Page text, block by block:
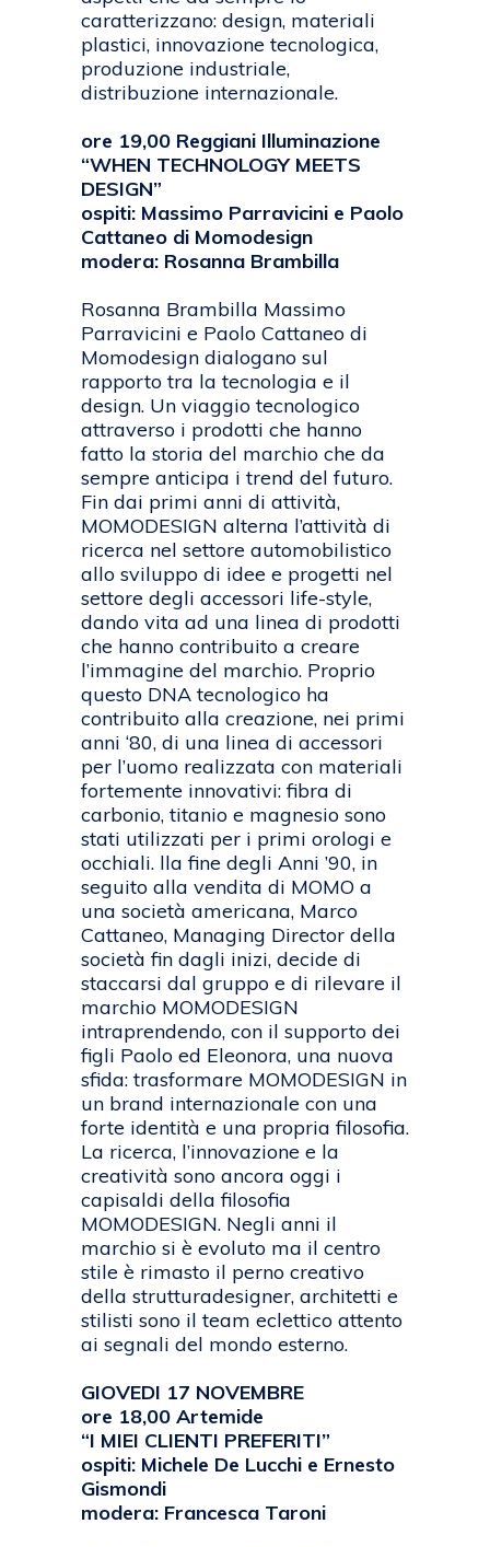
caratterizzano: design, materiali
plastici, innovazione tecnologica,
produzione industriale,
distribuzione internazionale.
ore 19,00 Reggiani Illuminazione
“WHEN TECHNOLOGY MEETS
DESIGN”
ospiti: Massimo Parravicini e Paolo
Cattaneo di Momodesign
modera: Rosanna Brambilla
Rosanna Brambilla Massimo
Parravicini e Paolo Cattaneo di
Momodesign dialogano sul
rapporto tra la tecnologia e il
design. Un viaggio tecnologico
attraverso i prodotti che hanno
fatto la storia del marchio che da
sempre anticipa i trend del futuro.
Fin dai primi anni di attività,
MOMODESIGN alterna l’attività di
ricerca nel settore automobilistico
allo sviluppo di idee e progetti nel
settore degli accessori life-style,
dando vita ad una linea di prodotti
che hanno contribuito a creare
l’immagine del marchio. Proprio
questo DNA tecnologico ha
contribuito alla creazione, nei primi
anni ‘80, di una linea di accessori
per l’uomo realizzata con materiali
fortemente innovativi: fibra di
carbonio, titanio e magnesio sono
stati utilizzati per i primi orologi e
occhiali. lla fine degli Anni ’90, in
seguito alla vendita di MOMO a
una società americana, Marco
Cattaneo, Managing Director della
società fin dagli inizi, decide di
staccarsi dal gruppo e di rilevare il
marchio MOMODESIGN
intraprendendo, con il supporto dei
figli Paolo ed Eleonora, una nuova
sfida: trasformare MOMODESIGN in
un brand internazionale con una
forte identità e una propria filosofia.
La ricerca, l’innovazione e la
creatività sono ancora oggi i
capisaldi della filosofia
MOMODESIGN. Negli anni il
marchio si è evoluto ma il centro
stile è rimasto il perno creativo
della strutturadesigner, architetti e
stilisti sono il team eclettico attento
ai segnali del mondo esterno.
GIOVEDI 17 NOVEMBRE
ore 18,00 Artemide
“I MIEI CLIENTI PREFERITI”
ospiti: Michele De Lucchi e Ernesto
Gismondi
modera: Francesca Taroni